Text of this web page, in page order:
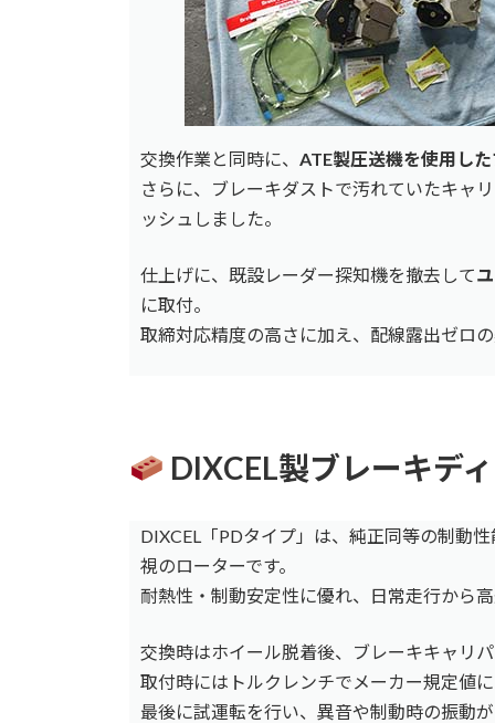
交換作業と同時に、 ATE製圧送機を使用し
さらに、ブレーキダストで汚れていたキャ
ッシュしました。
仕上げに、既設レーダー探知機を撤去して
に取付。
取締対応精度の高さに加え、配線露出ゼロ
DIXCEL製ブレーキデ
DIXCEL「PDタイプ」は、純正同等の制動
視のローターです。
耐熱性・制動安定性に優れ、日常走行から
交換時はホイール脱着後、ブレーキキャリ
取付時にはトルクレンチでメーカー規定値
最後に試運転を行い、異音や制動時の振動